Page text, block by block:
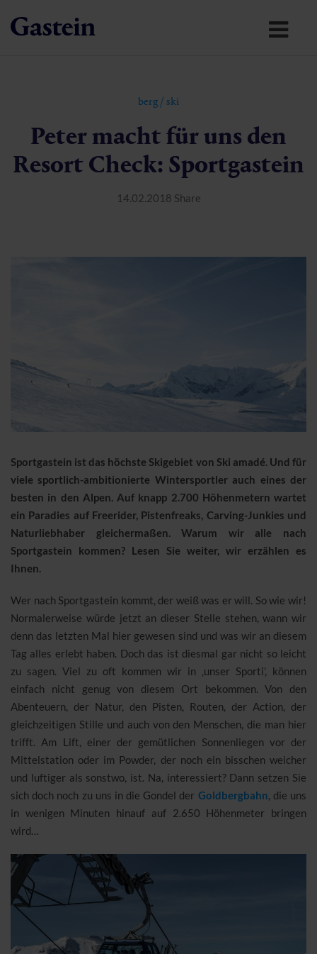
berg / ski
Peter macht für uns den
Resort Check: Sportgastein
14.02.2018 Share
Sportgastein ist das höchste Skigebiet von Ski amadé. Und für
viele sportlich-ambitionierte Wintersportler auch eines der
besten in den Alpen. Auf knapp 2.700 Höhenmetern wartet
ein Paradies auf Freerider, Pistenfreaks, Carving-Junkies und
Naturliebhaber gleichermaßen. Warum wir alle nach
Sportgastein kommen? Lesen Sie weiter, wir erzählen es
Ihnen.
Wer nach Sportgastein kommt, der weiß was er will. So wie wir!
Normalerweise würde jetzt an dieser Stelle stehen, wann wir
denn das letzten Mal hier gewesen sind und was wir an diesem
Tag alles erlebt haben. Doch das ist diesmal gar nicht so leicht
zu sagen. Viel zu oft kommen wir in ‚unser Sporti’, können
einfach nicht genug von diesem Ort bekommen. Von den
Abenteuern, der Natur, den Pisten, Routen, der Action, der
gleichzeitigen Stille und auch von den Menschen, die man hier
trifft. Am Lift, einer der gemütlichen Sonnenliegen vor der
Mittelstation oder im Powder, der noch ein bisschen weicher
und luftiger als sonstwo, ist. Na, interessiert? Dann setzen Sie
sich doch noch zu uns in die Gondel der Goldbergbahn, die uns
in wenigen Minuten hinauf auf 2.650 Höhenmeter bringen
wird…